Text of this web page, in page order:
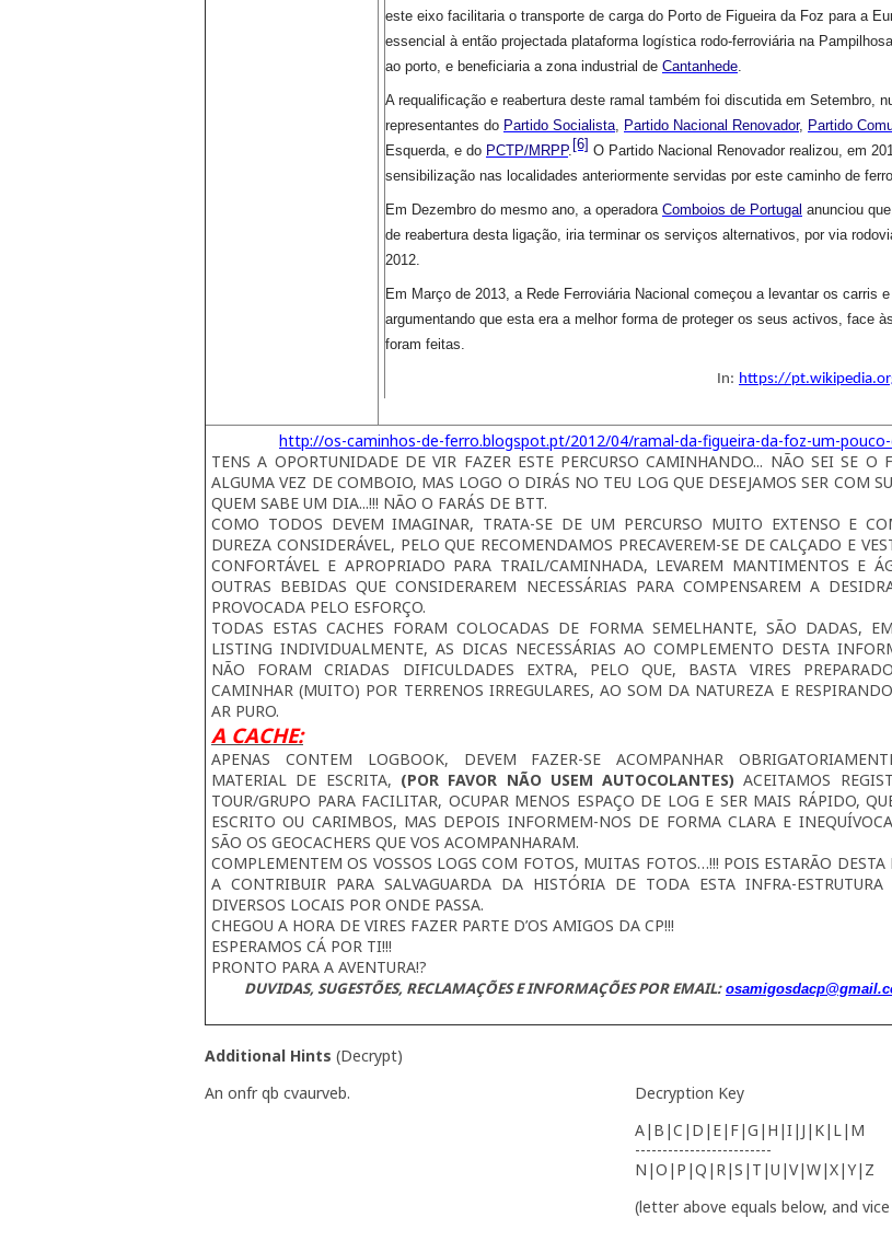
este eixo facilitaria o transporte de carga do Porto de Figueira da Foz para a
essencial à então projectada plataforma logística rodo-ferroviária na
ao porto, e beneficiaria a zona industrial de Cantanhede
A requalificação e reabertura deste ramal também foi discutida em Setembro,
representantes do Partido Socialista Partido Nacional Renovador, Partido
Esquerda, e do PCTP/MRPP. [6] O Partido Nacional Renovador realizou, em
sensibilização nas localidades anteriormente servidas por este caminho de ferro.
Em Dezembro do mesmo ano, a operadora Comboios de Portugal anunciou
de reabertura desta ligação, iria terminar os serviços alternativos, por via
2012.
Em Março de 2013, a Rede Ferroviária Nacional começou a levantar os carris
argumentando que esta era a melhor forma de proteger os seus activos, face
foram feitas.
In: https://
http://os-caminhos-de-ferro.blogspot.pt/2012/04/ramal-da-figueira-da-foz-um-
TENS A OPORTUNIDADE DE VIR FAZER ESTE PERCURSO CAMINHANDO... NÃO SEI SE O
ALGUMA VEZ DE COMBOIO, MAS LOGO O DIRÁS NO TEU LOG QUE DESEJAMOS SER COM
QUEM SABE UM DIA...!!! NÃO O FARÁS DE BTT.
COMO TODOS DEVEM IMAGINAR, TRATA-SE DE UM PERCURSO MUITO EXTENSO E
DUREZA CONSIDERÁVEL, PELO QUE RECOMENDAMOS PRECAVEREM-SE DE CALÇADO E
CONFORTÁVEL E APROPRIADO PARA TRAIL/CAMINHADA, LEVAREM MANTIMENTOS E
OUTRAS BEBIDAS QUE CONSIDERAREM NECESSÁRIAS PARA COMPENSAREM A
PROVOCADA PELO ESFORÇO.
TODAS ESTAS CACHES FORAM COLOCADAS DE FORMA SEMELHANTE, SÃO DADAS,
LISTING INDIVIDUALMENTE, AS DICAS NECESSÁRIAS AO COMPLEMENTO DESTA
NÃO FORAM CRIADAS DIFICULDADES EXTRA, PELO QUE, BASTA VIRES
CAMINHAR (MUITO) POR TERRENOS IRREGULARES, AO SOM DA NATUREZA E
AR PURO.
A CACHE:
APENAS CONTEM LOGBOOK, DEVEM FAZER-SE ACOMPANHAR
MATERIAL DE ESCRITA, (POR FAVOR NÃO USEM AUTOCOLANTES) ACEITAMOS
TOUR/GRUPO PARA FACILITAR, OCUPAR MENOS ESPAÇO DE LOG E SER MAIS RÁPIDO,
ESCRITO OU CARIMBOS, MAS DEPOIS INFORMEM-NOS DE FORMA CLARA E
SÃO OS GEOCACHERS QUE VOS ACOMPANHARAM.
COMPLEMENTEM OS VOSSOS LOGS COM FOTOS, MUITAS FOTOS…!!! POIS ESTARÃO DESTA
A CONTRIBUIR PARA SALVAGUARDA DA HISTÓRIA DE TODA ESTA INFRA-
DIVERSOS LOCAIS POR ONDE PASSA.
CHEGOU A HORA DE VIRES FAZER PARTE D’OS AMIGOS DA CP!!!
ESPERAMOS CÁ POR TI!!!
PRONTO PARA A AVENTURA!?
DUVIDAS, SUGESTÕES, RECLAMAÇÕES E INFORMAÇÕES POR EMAIL:
Additional Hints (Decrypt)
An onfr qb cvaurveb.
Decryption Key
A|B|C|D|E|F|G|H|I|J|K|L|M
-------------------------
N|O|P|Q|R|S|T|U|V|W|X|Y|Z
(letter above equals below, and